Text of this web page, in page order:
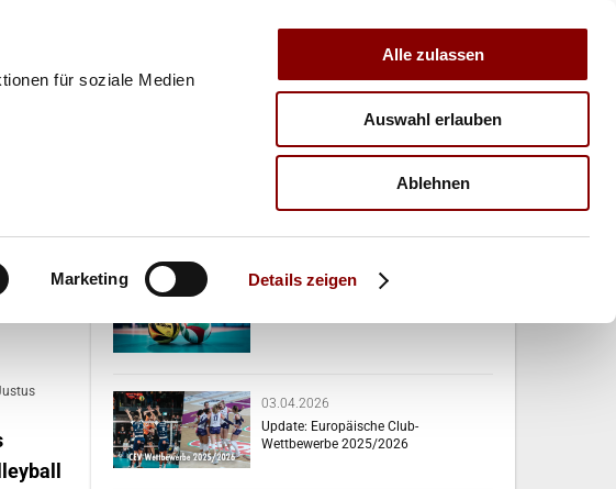
für soziale Medien
Marketing Details zeigen
Alle zulassen
Auswahl erlauben
Ablehnen
VERBAND TRAINER
07.04.2026
03.04.2026
Update: Europäische Club-
Wettbewerbe 2025/2026